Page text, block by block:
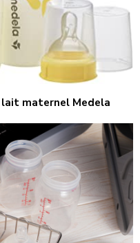
lait maternel Medela